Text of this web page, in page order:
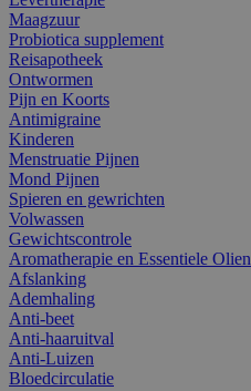
Maagzuur
Probiotica supplement
Reisapotheek
Ontwormen
Pijn en Koorts
Antimigraine
Kinderen
Menstruatie Pijnen
Mond Pijnen
Spieren en gewrichten
Volwassen
Gewichtscontrole
Aromatherapie en Essentiele Olien
Afslanking
Ademhaling
Anti-beet
Anti-haaruitval
Anti-Luizen
Bloedcirculatie